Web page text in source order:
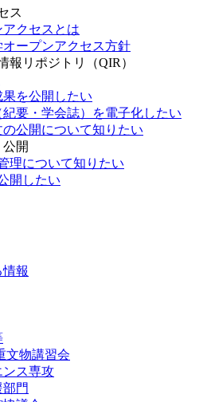
ス
アクセスとは
オープンアクセス方針
報リポジトリ（QIR）
を公開したい
要・学会誌）を電子化したい
公開について知りたい
開
理について知りたい
開したい
報
文物講習会
ンス専攻
門